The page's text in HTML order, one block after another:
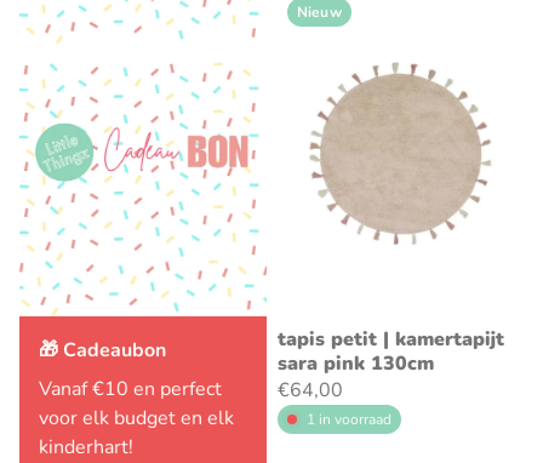
🎁 Cadeaubon
Vanaf €10 en perfect
voor elk budget en elk
kinderhart!
Nieuw
tapis petit | kamertapijt
sara pink 130cm
€64,00
1 in voorraad